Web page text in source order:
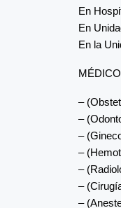
En
En
En la
–
–
–
–
–
–
–